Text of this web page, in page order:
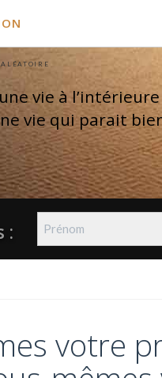
vie à
vie qui parait
:
votre